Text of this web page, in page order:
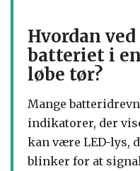
Hvordan
batteriet i
løbe tør?
Mange
indikatorer, der
kan være LED-lys,
blinker for at